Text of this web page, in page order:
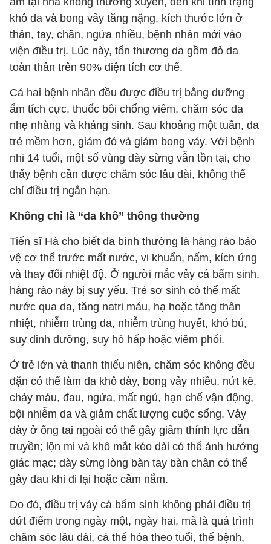
khô da và bong vảy tăng nặng, kích thước lớn ở
thân, tay, chân, ngứa nhiều, bệnh nhân mới vào
viện điều trị. Lúc này, tổn thương da gồm đỏ da
toàn thân trên 90% diện tích cơ thể.
Cả hai bệnh nhân đều được điều trị bằng dưỡng
ẩm tích cực, thuốc bôi chống viêm, chăm sóc da
nhẹ nhàng và kháng sinh. Sau khoảng một tuần, da
trẻ mềm hơn, giảm đỏ và giảm bong vảy. Với bệnh
nhi 14 tuổi, một số vùng dày sừng vẫn tồn tại, cho
thấy bệnh cần được chăm sóc lâu dài, không thể
chỉ điều trị ngắn hạn.
Không chỉ là “da khô” thông thường
Tiến sĩ Hà cho biết da bình thường là hàng rào bảo
vệ cơ thể trước mất nước, vi khuẩn, nấm, kích ứng
và thay đổi nhiệt độ. Ở người mắc vảy cá bẩm sinh,
hàng rào này bị suy yếu. Trẻ sơ sinh có thể mất
nước qua da, tăng natri máu, hạ hoặc tăng thân
nhiệt, nhiễm trùng da, nhiễm trùng huyết, khó bú,
suy dinh dưỡng, suy hô hấp hoặc viêm phổi.
Ở trẻ lớn và thanh thiếu niên, chăm sóc không đều
đặn có thể làm da khô dày, bong vảy nhiều, nứt kẽ,
chảy máu, đau, ngứa, mất ngủ, hạn chế vận động,
bội nhiễm da và giảm chất lượng cuộc sống. Vảy
dày ở ống tai ngoài có thể gây giảm thính lực dẫn
truyền; lộn mi và khô mắt kéo dài có thể ảnh hưởng
giác mạc; dày sừng lòng bàn tay bàn chân có thể
gây đau khi đi lại hoặc cầm nắm.
Do đó, điều trị vảy cá bẩm sinh không phải điều trị
dứt điểm trong ngày một, ngày hai, mà là quá trình
chăm sóc lâu dài, cá thể hóa theo tuổi, thể bệnh,